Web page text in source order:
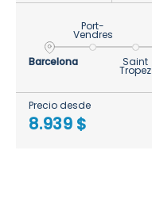
Barcelona
Port-
Vendres
Saint
Tropez
Precio desde
8.939 $